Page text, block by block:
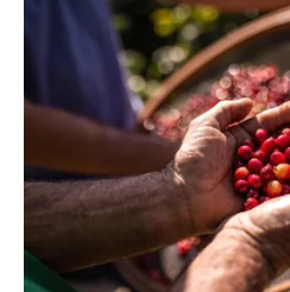
作物是否安全，更嘗試營造棲
昆蟲在田裡形成自然的生態網
白玉蘿蔔田」，開放民眾隨意
持在地社造與照顧工作。對黃
口號，而是一種把生活、農業
從〈Highway Star〉到地下樂
盟生出身農家，父母對孩子的
他自己發展」。他在家中排行
裡唯一的男孩。國中就讀寄宿
家，家裡新添了一套四聲道音